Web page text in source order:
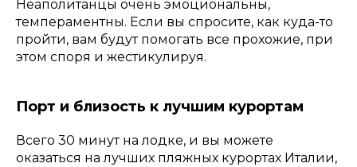
Неаполитанцы очень эмоциональны,
темпераментны. Если вы спросите, как куда-то
пройти, вам будут помогать все прохожие, при
этом споря и жестикулируя.
Порт и близость к лучшим курортам
Всего 30 минут на лодке, и вы можете
оказаться на лучших пляжных курортах Италии,